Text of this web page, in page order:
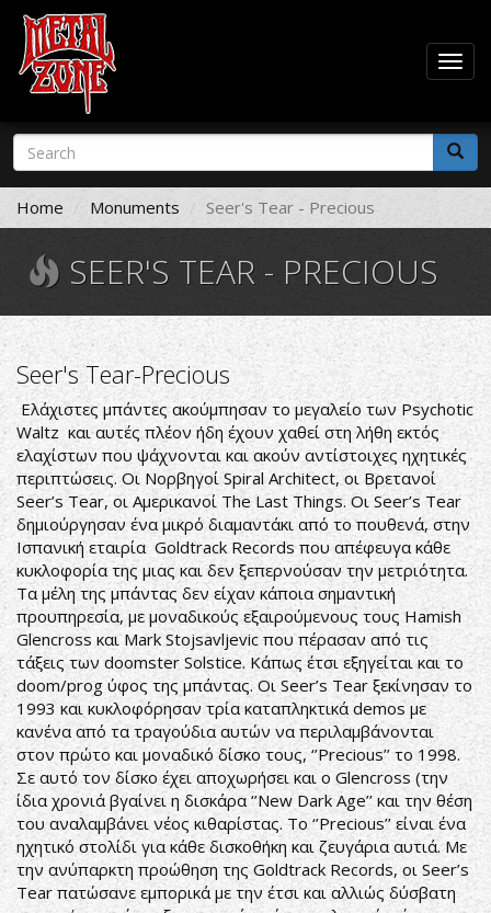
Skip
main
content
Search
form
Search
Home Monuments Seer's Tear - Precious
SEER'S TEAR - PRECIOUS
Seer's Tear-Precious
Ελάχιστες μπάντες ακούμπησαν το μεγαλείο των Psychotic
Waltz και αυτές πλέον ήδη έχουν χαθεί στη λήθη εκτός
ελαχίστων που ψάχνονται και ακούν αντίστοιχες ηχητικές
περιπτώσεις. Οι Νορβηγοί Spiral Architect, οι Βρετανοί
Seer’s Tear, οι Αμερικανοί The Last Things. Οι Seer’s Tear
δημιούργησαν ένα μικρό διαμαντάκι από το πουθενά, στην
Ισπανική εταιρία Goldtrack Records που απέφευγα κάθε
κυκλοφορία της μιας και δεν ξεπερνούσαν την μετριότητα.
Τα μέλη της μπάντας δεν είχαν κάποια σημαντική
προυπηρεσία, με μοναδικούς εξαιρούμενους τους Hamish
Glencross και Mark Stojsavljevic που πέρασαν από τις
τάξεις των doomster Solstice. Κάπως έτσι εξηγείται και το
doom/prog ύφος της μπάντας. Οι Seer’s Tear ξεκίνησαν το
1993 και κυκλοφόρησαν τρία καταπληκτικά demos με
κανένα από τα τραγούδια αυτών να περιλαμβάνονται
στον πρώτο και μοναδικό δίσκο τους, ‘’Precious’’ το 1998.
Σε αυτό τον δίσκο έχει αποχωρήσει και ο Glencross (την
ίδια χρονιά βγαίνει η δισκάρα ‘’New Dark Age’’ και την θέση
του αναλαμβάνει νέος κιθαρίστας. To ‘’Precious’’ είναι ένα
ηχητικό στολίδι για κάθε δισκοθήκη και ζευγάρια αυτιά. Με
την ανύπαρκτη προώθηση της Goldtrack Records, οι Seer’s
Tear πατώσανε εμπορικά με την έτσι και αλλιώς δύσβατη